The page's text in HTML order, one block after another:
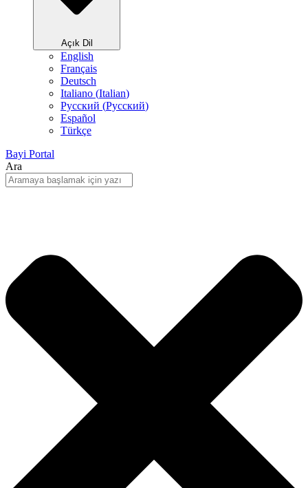
Açık Dil
English
Français
Deutsch
Italiano (Italian)
Русский (Pусский)
Español
Türkçe
Bayi Portal
Ara